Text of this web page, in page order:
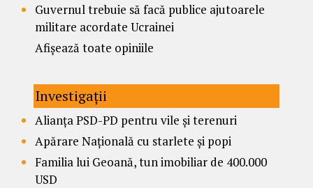
Guvernul trebuie să facă publice ajutoarele
militare acordate Ucrainei
Afișează toate opiniile
Investigații
Alianța PSD-PD pentru vile și terenuri
Apărare Națională cu starlete și popi
Familia lui Geoană, tun imobiliar de 400.000
USD